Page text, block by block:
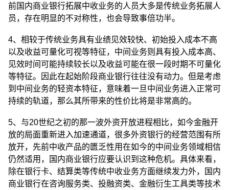
前国内商业银行拓展中收业务的人员大多是传统业务拓展人
员，存在明显的不对称性，也会导致事倍功半。
4、相较于传统业务具有业绩见效较快、初始投入成本不高
以及收益可量化可视等特征，中间业务则具有投入成本高、
见效时间可能持续较长以及收益可能在很一段时期不可量化
等特征。因此在起始阶段商业银行往往没有动力。但是考虑
到中间业务的轻资本特征，意味着一旦中间业务进入正常可
持续的轨道，那么其所带来的性价比将是非常高的。
5、与20世纪之初的那一波外资开放进程相比，如今金融开
放的局面重新进入加速通道，很多外资银行的经营范围有所
放开，先前中收产品的匮乏性用在如今的中间业务领域相信
仍然适用，国内商业银行应要认识到这种危机。具体来看，
除在银行卡、结算类等传统中收业务方面继续发力外，国内
商业银行在咨询服务类、投融资类、金融衍生工具类等技术